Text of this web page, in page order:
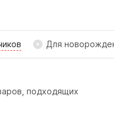
Для
подходящих